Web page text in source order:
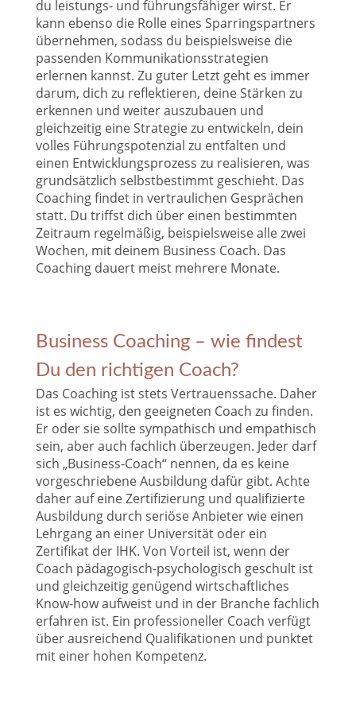
du leistungs- und führungsfähiger wirst. Er
kann ebenso die Rolle eines Sparringspartners
übernehmen, sodass du beispielsweise die
passenden Kommunikationsstrategien
erlernen kannst. Zu guter Letzt geht es immer
darum, dich zu reflektieren, deine Stärken zu
erkennen und weiter auszubauen und
gleichzeitig eine Strategie zu entwickeln, dein
volles Führungspotenzial zu entfalten und
einen Entwicklungsprozess zu realisieren, was
grundsätzlich selbstbestimmt geschieht. Das
Coaching findet in vertraulichen Gesprächen
statt. Du triffst dich über einen bestimmten
Zeitraum regelmäßig, beispielsweise alle zwei
Wochen, mit deinem Business Coach. Das
Coaching dauert meist mehrere Monate.
Business Coaching – wie findest
Du den richtigen Coach?
Das Coaching ist stets Vertrauenssache. Daher
ist es wichtig, den geeigneten Coach zu finden.
Er oder sie sollte sympathisch und empathisch
sein, aber auch fachlich überzeugen. Jeder darf
sich „Business-Coach“ nennen, da es keine
vorgeschriebene Ausbildung dafür gibt. Achte
daher auf eine Zertifizierung und qualifizierte
Ausbildung durch seriöse Anbieter wie einen
Lehrgang an einer Universität oder ein
Zertifikat der IHK. Von Vorteil ist, wenn der
Coach pädagogisch-psychologisch geschult ist
und gleichzeitig genügend wirtschaftliches
Know-how aufweist und in der Branche fachlich
erfahren ist. Ein professioneller Coach verfügt
über ausreichend Qualifikationen und punktet
mit einer hohen Kompetenz.